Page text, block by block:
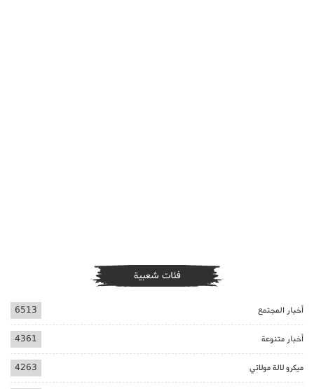
فئات شعبية
أخبار المجتمع 6513
أخبار متنوعة 4361
ميكرو لالة مولاتي 4263